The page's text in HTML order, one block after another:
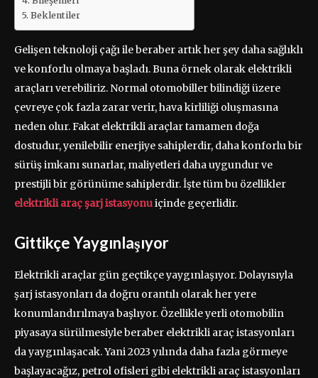
Beklentiler
Gelişen teknoloji çağı ile beraber artık her şey daha sağlıklı
ve konforlu olmaya başladı. Buna örnek olarak elektrikli
araçları verebiliriz. Normal otomobiller bilindiği üzere
çevreye çok fazla zarar verir, hava kirliliği oluşmasına
neden olur. Fakat elektrikli araçlar tamamen doğa
dostudur, yenilebilir enerjiye sahiplerdir, daha konforlu bir
sürüş imkanı sunarlar, maliyetleri daha uygundur ve
prestijli bir görünüme sahiplerdir. İşte tüm bu özellikler
elektrikli araç şarj istasyonuiçinde geçerlidir.
Gittikçe Yaygınlaşıyor
Elektrikli araçlar gün geçtikçe yaygınlaşıyor. Dolayısıyla
şarj istasyonları da doğru orantılı olarak her yere
konumlandırılmaya başlıyor. Özellikle yerli otomobilin
piyasaya sürülmesiyle beraber elektrikli araç istasyonları
da yaygınlaşacak. Yani 2023 yılında daha fazla görmeye
başlayacağız, petrol ofisleri gibi elektrikli araç istasyonları